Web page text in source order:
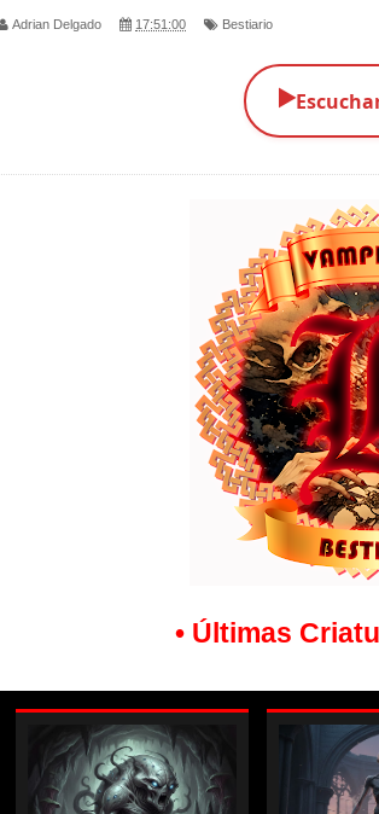
mi Enemigo
del Infierno
Prodigo
Locos
Adrian Delgado 17:51:00 Bestiario
▶️
• Últimas